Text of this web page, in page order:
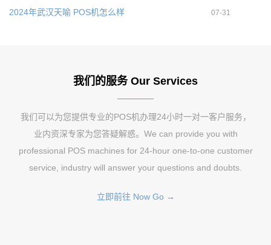
2024年武汉天喻 POS机怎么样 07-31
我们的服务 Our Services
我们可以为您提供专业的POS机办理24小时一对一客户服务，
业内资深专家为您答疑解惑。We can provide you with
professional POS machines for 24-hour one-to-one customer
service, industry will answer your questions and doubts.
立即前往 Now Go →